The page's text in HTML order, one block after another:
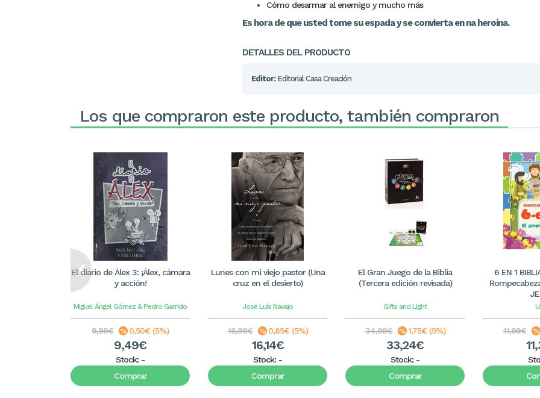
Cómo desarmar al enemigo y mucho más
Es hora de que usted tome su espada y se convierta en na heroína.
DETALLES DEL PRODUCTO
Editor: Editorial Casa Creación
Los que compraron este producto, también compraron
El diario de Álex 3: ¡Álex, cámara
y acción!
Miguel Ángel Gómez & Pedro Garrido
9,99€ 0,50€ (5%)
9,49€
Stock: -
Comprar
Lunes con mi viejo pastor (Una
cruz en el desierto)
José Luís Navajo
16,99€ 0,85€ (5%)
16,14€
Stock: -
Comprar
El Gran Juego de la Biblia
(Tercera edición revisada)
Gifts and Light
34,99€ 1,75€ (5%)
33,24€
Stock: -
Comprar
6 EN 1
11,99€